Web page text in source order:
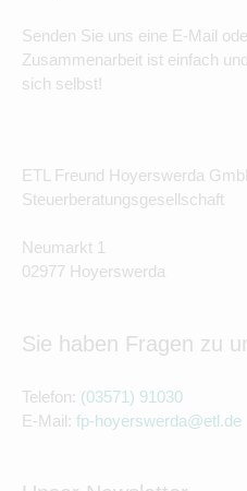
Senden Sie uns eine E-Mail
Zusammenarbeit ist einfach
sich selbst!
ETL Freund Hoyerswerda
Steuerberatungsgesellschaft
Neumarkt 1
02977 Hoyerswerda
Sie haben Fragen zu
Telefon: (03571) 91030
E-Mail: fp-hoyerswerda@etl.de